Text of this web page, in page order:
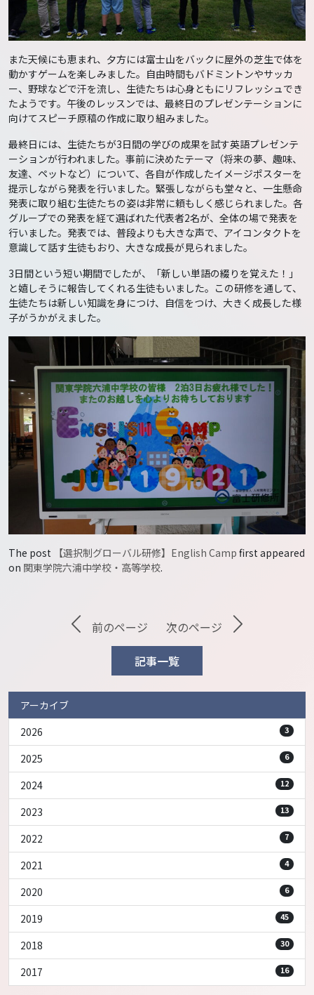
また天候にも恵まれ、夕方には富士山をバックに屋外の芝生で体を
動かすゲームを楽しみました。自由時間もバドミントンやサッカ
ー、野球などで汗を流し、生徒たちは心身ともにリフレッシュでき
たようです。午後のレッスンでは、最終日のプレゼンテーションに
向けてスピーチ原稿の作成に取り組みました。
最終日には、生徒たちが3日間の学びの成果を試す英語プレゼンテ
ーションが行われました。事前に決めたテーマ（将来の夢、趣味、
友達、ペットなど）について、各自が作成したイメージポスターを
提示しながら発表を行いました。緊張しながらも堂々と、一生懸命
発表に取り組む生徒たちの姿は非常に頼もしく感じられました。各
グループでの発表を経て選ばれた代表者2名が、全体の場で発表を
行いました。発表では、普段よりも大きな声で、アイコンタクトを
意識して話す生徒もおり、大きな成長が見られました。
3日間という短い期間でしたが、「新しい単語の綴りを覚えた！」
と嬉しそうに報告してくれる生徒もいました。この研修を通して、
生徒たちは新しい知識を身につけ、自信をつけ、大きく成長した様
子がうかがえました。
The post 【選択制グローバル研修】English Camp first appeared
on 関東学院六浦中学校・高等学校.
前のページ
記事一覧
次のページ
アーカイブ
2026
3
2025 6
2024 12
2023 13
2022 7
2021 4
2020 6
2019 45
2018 30
2017 16